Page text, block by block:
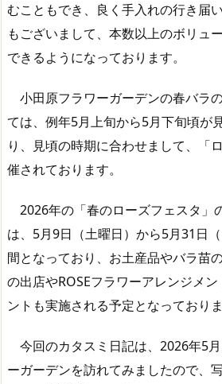
むこともでき、良く手入れの行き届
もございまして、本数以上のボリュ
できるようになっております。
小田原フラワーガーデンの春バラ
ては、例年5月上旬から5月下旬頃が
り、見頃の時期に合わせまして、「
催されております。
2026年の「春のローズフェスタ」
は、5月9日（土曜日）から5月31日
間となっており、お土産品やバラ苗
の出店やROSEフラワーアレンジメ
ントも実施される予定となっておりま
今回のカタスミ日記は、2026年5
ーガーデンを訪れてみましたので、